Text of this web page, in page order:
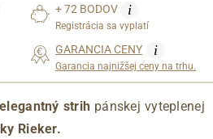
+ 72 BODOV i
Registrácia sa vyplatí
GARANCIA CENY i
Garancia najnižšej ceny na trhu.
strih pánskej vyteplenej
Rieker.